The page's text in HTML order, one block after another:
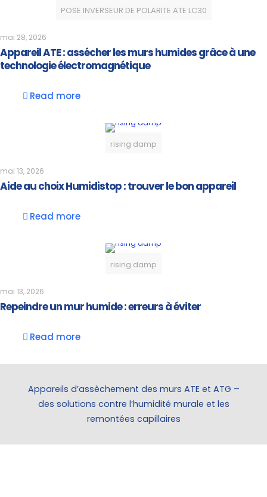
POSE INVERSEUR DE POLARITE ATE LC30
mai 28, 2026
Appareil ATE : assécher les murs humides grâce à une
technologie électromagnétique
Read more
rising damp
mai 13, 2026
Aide au choix Humidistop : trouver le bon appareil
Read more
rising damp
mai 13, 2026
Repeindre un mur humide : erreurs à éviter
Read more
Appareils d’assèchement des murs ATE et ATG –
des solutions contre l’humidité murale et les
remontées capillaires